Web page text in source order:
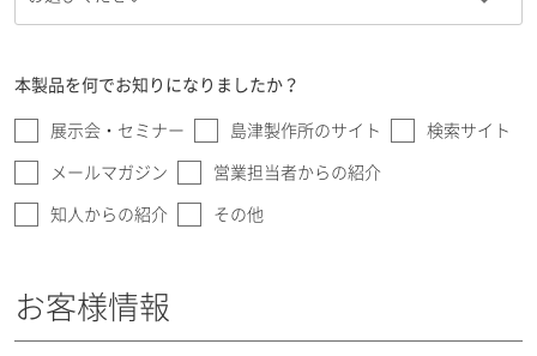
本製品を何でお知りになりましたか？
展示会・セミナー 島津製作所のサイト 検索サイト
メールマガジン 営業担当者からの紹介
知人からの紹介 その他
お客様情報